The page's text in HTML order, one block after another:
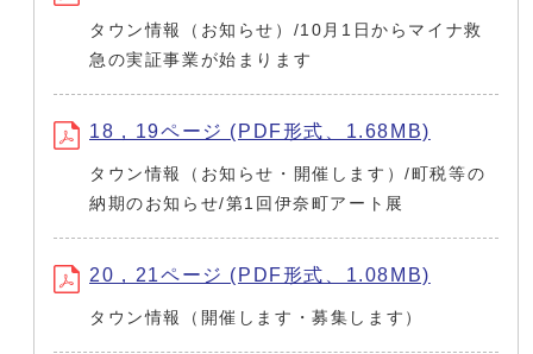
タウン情報（お知らせ）/10月1日からマイナ救
急の実証事業が始まります
18，19ページ (PDF形式、1.68MB)
タウン情報（お知らせ・開催します）/町税等の
納期のお知らせ/第1回伊奈町アート展
20，21ページ (PDF形式、1.08MB)
タウン情報（開催します・募集します）